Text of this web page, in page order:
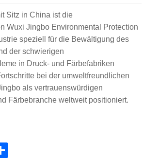
Sitz in China ist die
Wuxi Jingbo Environmental Protection
speziell für die Bewältigung des
der schwierigen
in Druck- und Färbefabriken
bei der umweltfreundlichen
als vertrauenswürdigen
Färbebranche weltweit positioniert.
Share